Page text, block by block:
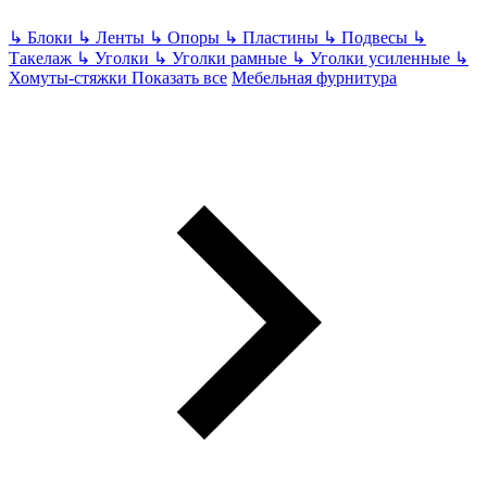
↳ Блоки ↳ Ленты ↳ Опоры ↳ Пластины ↳ Подвесы ↳
Такелаж ↳ Уголки ↳ Уголки рамные ↳ Уголки усиленные ↳
Хомуты-стяжки Показать все Мебельная фурнитура